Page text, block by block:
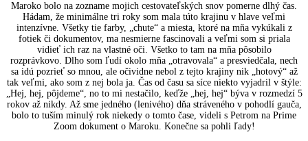
Maroko bolo na zozname mojich cestovateľských snov pomerne dlhý čas.
Hádam, že minimálne tri roky som mala túto krajinu v hlave veľmi
intenzívne. Všetky tie farby, „chute“ a miesta, ktoré na mňa vykúkali z
fotiek či dokumentov, ma nesmierne fascinovali a veľmi som si priala
vidieť ich raz na vlastné oči. Všetko to tam na mňa pôsobilo
rozprávkovo. Dlho som ľudí okolo mňa „otravovala“ a presviedčala, nech
sa idú pozrieť so mnou, ale očividne nebol z tejto krajiny nik „hotový“ až
tak veľmi, ako som z nej bola ja. Čas od času sa síce niekto vyjadril v štýle:
„Hej, hej, pôjdeme“, no to mi nestačilo, keďže „hej, hej“ býva v rozmedzí 5
rokov až nikdy. Až sme jedného (lenivého) dňa stráveného v pohodlí gauča,
bolo to tuším minulý rok niekedy o tomto čase, videli s Petrom na Prime
Zoom dokument o Maroku. Konečne sa pohli ľady!